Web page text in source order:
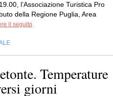
l’Associazione Turistica Pro
della Regione Puglia, Area
il seguito
Temperature
giorni